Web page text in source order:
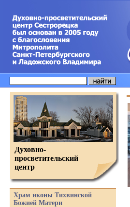
Духовно-
просветительский
центр
Храм иконы Тихвинской
Божией Матери